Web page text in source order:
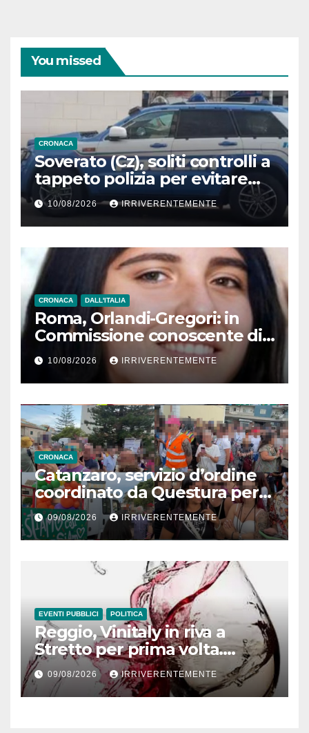
You missed
CRONACA
Soverato (Cz), soliti controlli a
tappeto polizia per evitare
tragedie su strade tra ritiri
patenti e sequestri mezzi
10/08/2026 IRRIVERENTEMENTE
CRONACA DALL'ITALIA
Roma, Orlandi-Gregori: in
Commissione conoscente di
Mirella su mistero numero
telefonico. Spunta un…
Alessandro
10/08/2026 IRRIVERENTEMENTE
CRONACA
Catanzaro, servizio d’ordine
coordinato da Questura per
Pride
09/08/2026 IRRIVERENTEMENTE
EVENTI PUBBLICI POLITICA
Reggio, Vinitaly in riva a
Stretto per prima volta.
Occhiuto: Sibari ha
funzionato, ma qui di più
09/08/2026 IRRIVERENTEMENTE